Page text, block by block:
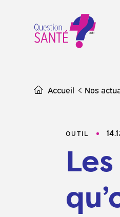
Accueil Nos
OUTIL